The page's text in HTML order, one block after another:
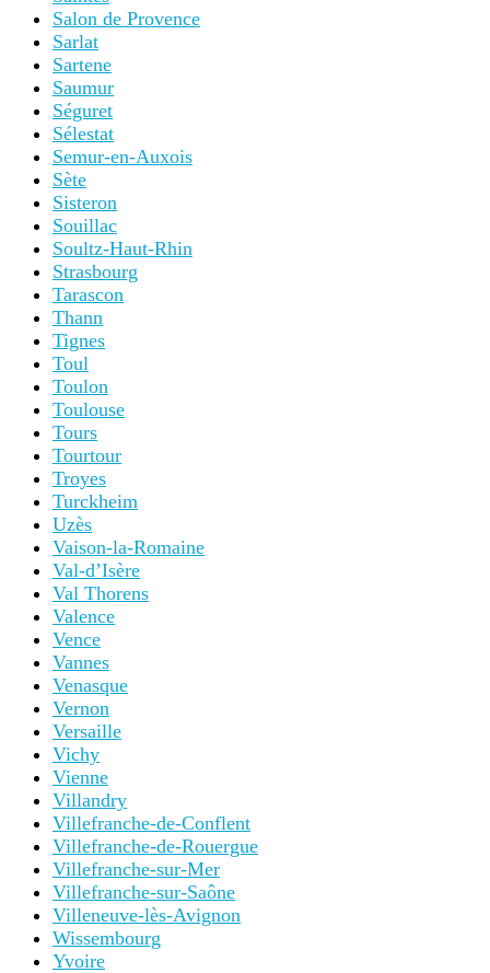
Salon de Provence
Sarlat
Sartene
Saumur
Séguret
Sélestat
Semur-en-Auxois
Sète
Sisteron
Souillac
Soultz-Haut-Rhin
Strasbourg
Tarascon
Thann
Tignes
Toul
Toulon
Toulouse
Tours
Tourtour
Troyes
Turckheim
Uzès
Vaison-la-Romaine
Val-d’Isère
Val Thorens
Valence
Vence
Vannes
Venasque
Vernon
Versaille
Vichy
Vienne
Villandry
Villefranche-de-Conflent
Villefranche-de-Rouergue
Villefranche-sur-Mer
Villefranche-sur-Saône
Villeneuve-lès-Avignon
Wissembourg
Yvoire